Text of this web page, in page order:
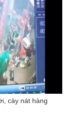
cày nát hàng